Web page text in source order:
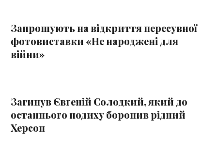
Запрошують на відкриття пересувної
фотовиставки «Не народжені для
війни»
Загинув Євгеній Солодкий, який до
останнього подиху боронив рідний
Херсон